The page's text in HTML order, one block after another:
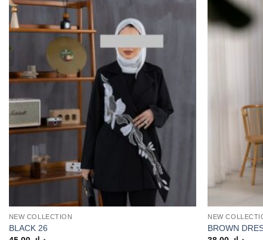
NEW COLLECTION
BLACK 26
NEW
BROWN